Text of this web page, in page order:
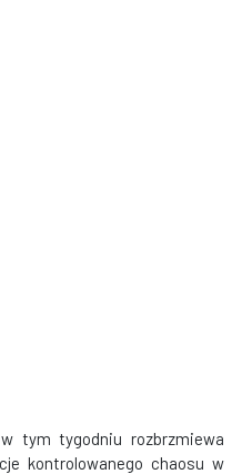
tym tygodniu rozbrzmiewa
kontrolowanego chaosu w